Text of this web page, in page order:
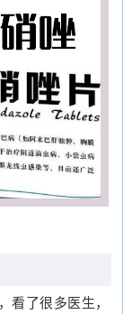
了很多医生，